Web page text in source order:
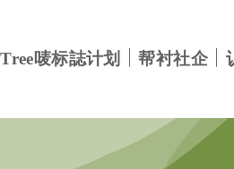
唛标誌计划 帮衬社企